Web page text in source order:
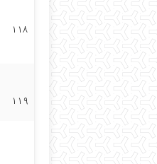
۱۱۸
۱۱۹